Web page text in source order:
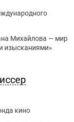
Михайлова — мир
изысканиями»
кино